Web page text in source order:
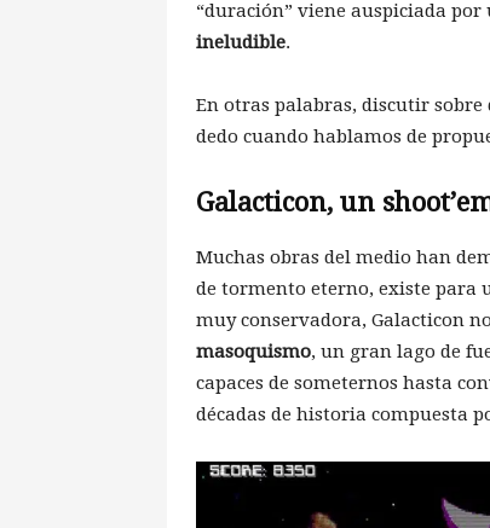
“duración” viene auspiciada
ineludible.
En otras palabras, discutir
dedo cuando hablamos de
Galacticon, un
Muchas obras del medio han
de tormento eterno, existe para
muy conservadora, Galacticon
masoquismo, un gran lago de
capaces de someternos hasta
décadas de historia compuesta